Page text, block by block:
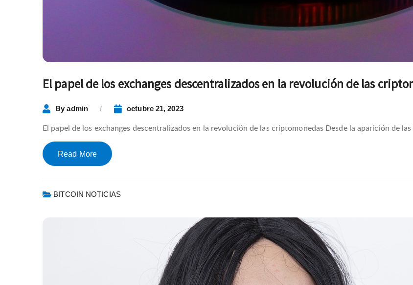
El papel de los exchanges descentralizados en la revolución de las
Byadmin octubre 21, 2023
El papel de los exchanges descentralizados en la revolución de las criptomonedas Desde la aparición de
Read More
BITCOIN NOTICIAS